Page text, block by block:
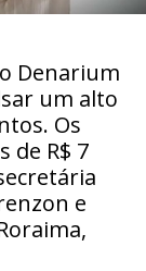
Denarium
um alto
Os
de R$ 7
e